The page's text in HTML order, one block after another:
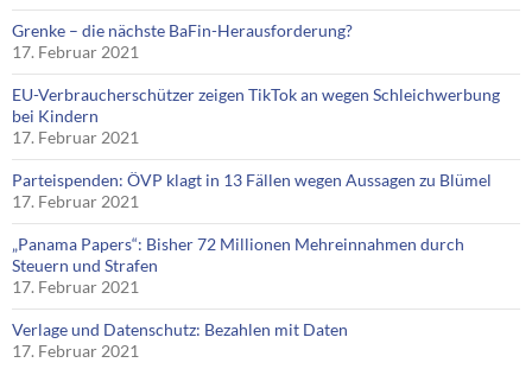
Grenke – die nächste BaFin-Herausforderung?
17. Februar 2021
EU-Verbraucherschützer zeigen TikTok an wegen Schleichwerbung
bei Kindern
17. Februar 2021
Parteispenden: ÖVP klagt in 13 Fällen wegen Aussagen zu Blümel
17. Februar 2021
„Panama Papers“: Bisher 72 Millionen Mehreinnahmen durch
Steuern und Strafen
17. Februar 2021
Verlage und Datenschutz: Bezahlen mit Daten
17. Februar 2021